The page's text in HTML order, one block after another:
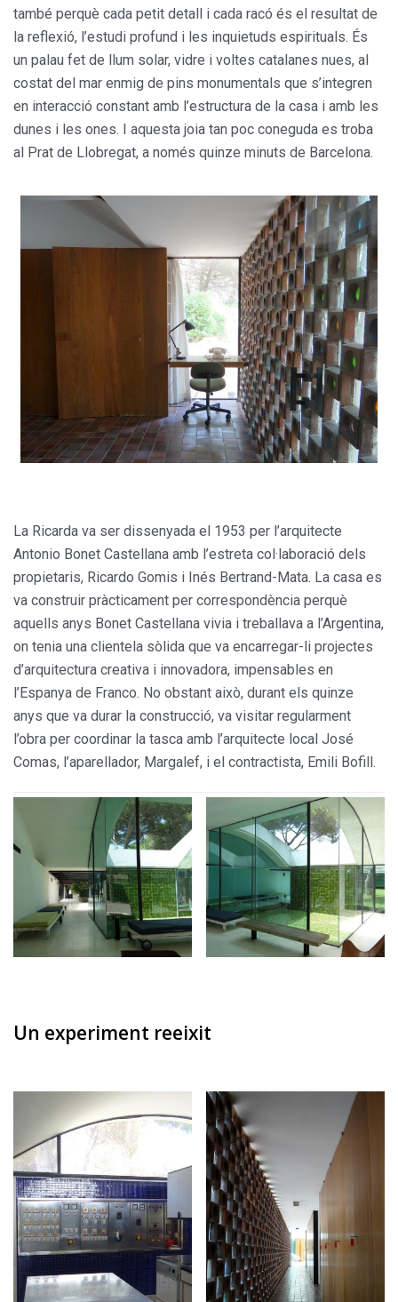
també perquè cada petit detall i cada racó és el resultat de
la reflexió, l’estudi profund i les inquietuds espirituals. És
un palau fet de llum solar, vidre i voltes catalanes nues, al
costat del mar enmig de pins monumentals que s’integren
en interacció constant amb l’estructura de la casa i amb les
dunes i les ones. I aquesta joia tan poc coneguda es troba
al Prat de Llobregat, a només quinze minuts de Barcelona.
La Ricarda va ser dissenyada el 1953 per l’arquitecte
Antonio Bonet Castellana amb l’estreta col·laboració dels
propietaris, Ricardo Gomis i Inés Bertrand-Mata. La casa es
va construir pràcticament per correspondència perquè
aquells anys Bonet Castellana vivia i treballava a l’Argentina,
on tenia una clientela sòlida que va encarregar-li projectes
d’arquitectura creativa i innovadora, impensables en
l’Espanya de Franco. No obstant això, durant els quinze
anys que va durar la construcció, va visitar regularment
l’obra per coordinar la tasca amb l’arquitecte local José
Comas, l’aparellador, Margalef, i el contractista, Emili Bofill.
Un experiment reeixit